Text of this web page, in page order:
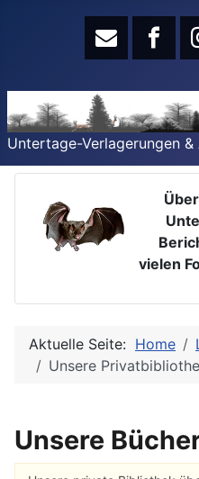
Untertage-Verlagerungen
vielen
Aktuelle Seite: Home
Unsere
Unsere